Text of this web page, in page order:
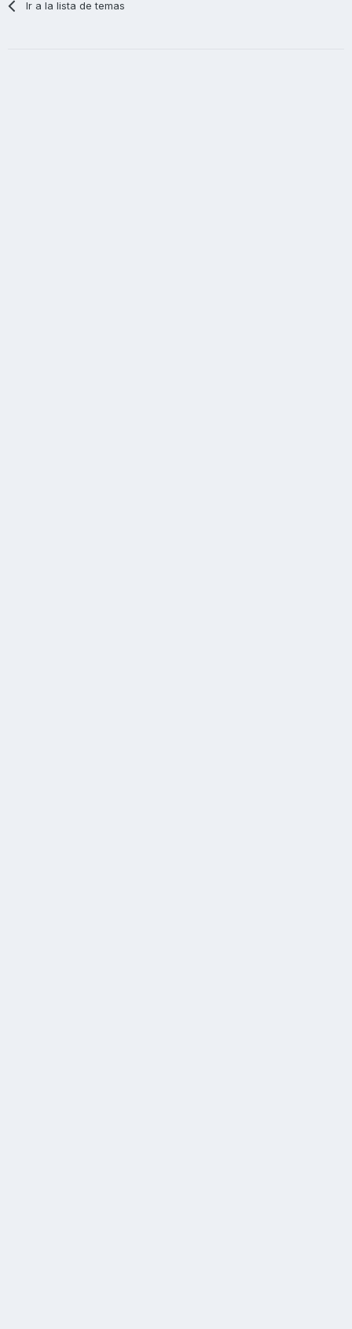
Ir a la lista de temas